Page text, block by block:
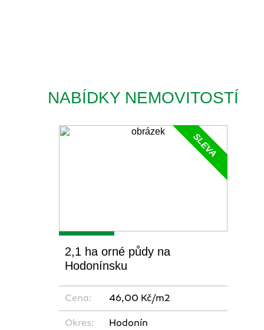
NABÍDKY NEMOVITOSTÍ
SLEVA
2,1 ha orné půdy na
Hodonínsku
Cena: 46,00 Kč/m2
Okres: Hodonín